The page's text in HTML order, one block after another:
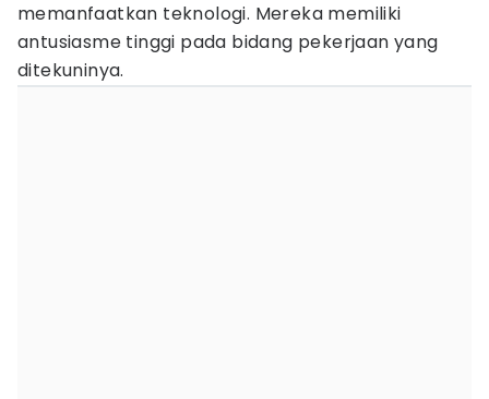
memanfaatkan teknologi. Mereka memiliki
antusiasme tinggi pada bidang pekerjaan yang
ditekuninya.